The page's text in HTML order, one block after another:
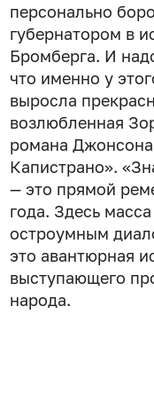
персонально
губернатором в
Бромберга. И
что именно у
выросла
возлюбленная
романа
Капистрано».
— это прямой
года. Здесь
остроумным
это авантюрная
выступающего
народа.